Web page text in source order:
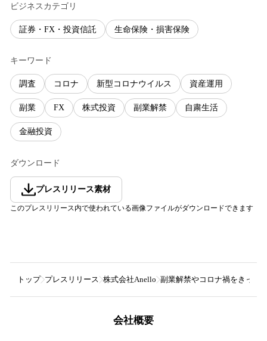
ビジネスカテゴリ
証券・FX・投資信託 生命保険・損害保険
キーワード
調査 コロナ 新型コロナウイルス 資産運用
副業 FX 株式投資 副業解禁 自粛生活
金融投資
ダウンロード
プレスリリース素材
このプレスリリース内で使われている画像ファイルがダウンロードできます
トップ プレスリリース 株式会社Anello 副業解禁やコロナ禍をきっか
会社概要